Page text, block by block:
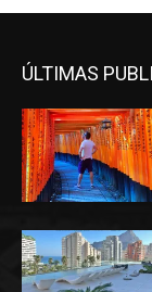
ÚLTIMAS